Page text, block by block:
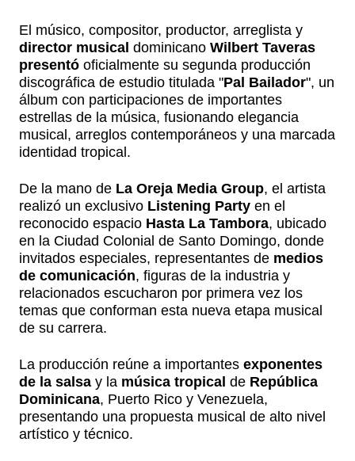
El músico, compositor, productor, arreglista y
director musical dominicano Wilbert Taveras
presentó oficialmente su segunda producción
discográfica de estudio titulada "Pal Bailador", un
álbum con participaciones de importantes
estrellas de la música, fusionando elegancia
musical, arreglos contemporáneos y una marcada
identidad tropical.
De la mano de La Oreja Media Group, el artista
realizó un exclusivo Listening Party en el
reconocido espacio Hasta La Tambora, ubicado
en la Ciudad Colonial de Santo Domingo, donde
invitados especiales, representantes de medios
de comunicación, figuras de la industria y
relacionados escucharon por primera vez los
temas que conforman esta nueva etapa musical
de su carrera.
La producción reúne a importantes exponentes
de la salsa y la música tropical de República
Dominicana, Puerto Rico y Venezuela,
presentando una propuesta musical de alto nivel
artístico y técnico.